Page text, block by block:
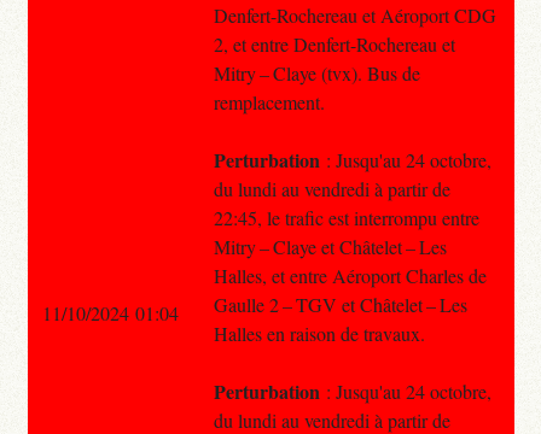
Denfert-Rochereau et Aéroport CDG
2, et entre Denfert-Rochereau et
Mitry – Claye (tvx). Bus de
remplacement.
Perturbation : Jusqu'au 24 octobre,
du lundi au vendredi à partir de
22:45, le trafic est interrompu entre
Mitry – Claye et Châtelet – Les
Halles, et entre Aéroport Charles de
Gaulle 2 – TGV et Châtelet – Les
Halles en raison de travaux.
Perturbation : Jusqu'au 24 octobre,
du lundi au vendredi à partir de
11/10/2024 01:04